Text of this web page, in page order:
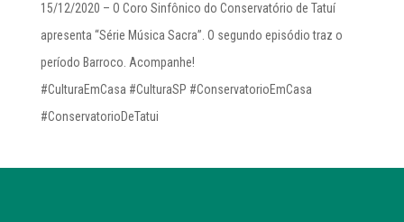
15/12/2020 – O Coro Sinfônico do Conservatório de Tatuí
apresenta “Série Música Sacra”. O segundo episódio traz o
período Barroco. Acompanhe!
#CulturaEmCasa #CulturaSP #ConservatorioEmCasa
#ConservatorioDeTatui